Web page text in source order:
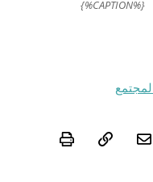
{%CAPTION%}
Print